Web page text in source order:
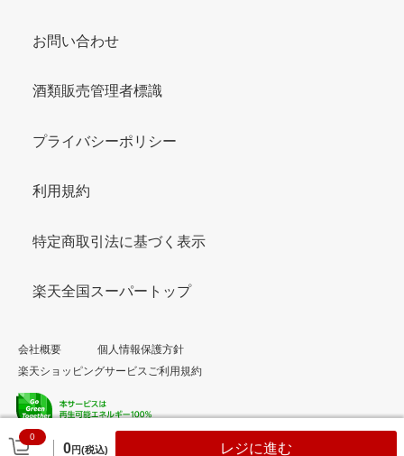
0
0円(税込) レジに進む
お問い合わせ
酒類販売管理者標識
プライバシーポリシー
利用規約
特定商取引法に基づく表示
楽天全国スーパートップ
会社概要
個人情報保護方針
楽天ショッピングサービスご利用規約
© Rakuten Group, Inc.